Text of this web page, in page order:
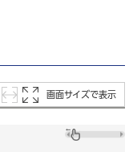
画面サイズで表示